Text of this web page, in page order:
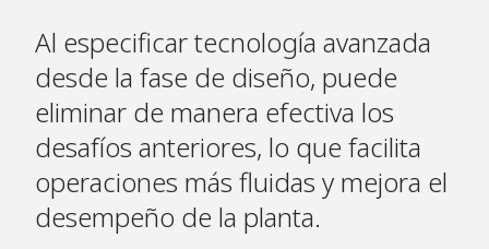
Al especificar tecnología avanzada
desde la fase de diseño, puede
eliminar de manera efectiva los
desafíos anteriores, lo que facilita
operaciones más fluidas y mejora el
desempeño de la planta.